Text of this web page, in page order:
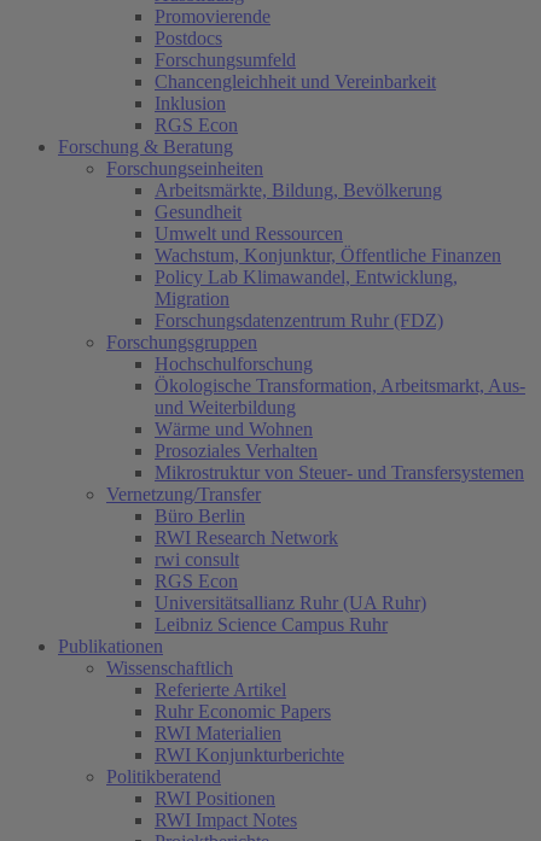
Promovierende
Postdocs
Forschungsumfeld
Chancengleichheit und Vereinbarkeit
Inklusion
RGS Econ
Forschung & Beratung
Forschungseinheiten
Arbeitsmärkte, Bildung, Bevölkerung
Gesundheit
Umwelt und Ressourcen
Wachstum, Konjunktur, Öffentliche Finanzen
Policy Lab Klimawandel, Entwicklung,
Migration
Forschungsdatenzentrum Ruhr (FDZ)
Forschungsgruppen
Hochschulforschung
Ökologische Transformation, Arbeitsmarkt, Aus-
und Weiterbildung
Wärme und Wohnen
Prosoziales Verhalten
Mikrostruktur von Steuer- und Transfersystemen
Vernetzung/Transfer
Büro Berlin
RWI Research Network
rwi consult
RGS Econ
Universitätsallianz Ruhr (UA Ruhr)
Leibniz Science Campus Ruhr
Publikationen
Wissenschaftlich
Referierte Artikel
Ruhr Economic Papers
RWI Materialien
RWI Konjunkturberichte
Politikberatend
RWI Positionen
RWI Impact Notes